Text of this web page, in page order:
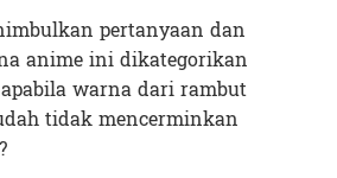
pertanyaan dan
anime ini dikategorikan
warna dari rambut
tidak mencerminkan